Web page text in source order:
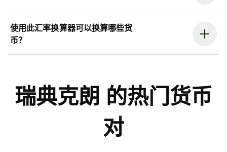
使用此汇率换算器可以换算哪些货
币？
瑞典克朗 的热门货币
对